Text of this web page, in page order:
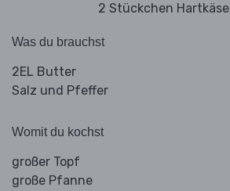
2 Stückchen Hartkäse
Was du brauchst
2EL Butter
Salz und Pfeffer
Womit du kochst
großer Topf
große Pfanne